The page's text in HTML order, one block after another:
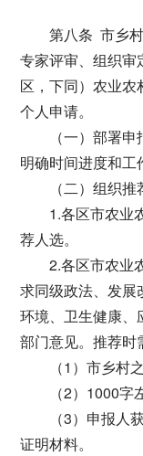
第八条 市乡
专家评审、组织
区，下同）农业
个人申请。
（一）部署
明确时间进度和工
（二）组织推
1.各区市农业
荐人选。
2.各区市农业
求同级政法、发
环境、卫生健康、
部门意见。推荐时
（1）市乡村
（2）1000字
（3）申报人
证明材料。